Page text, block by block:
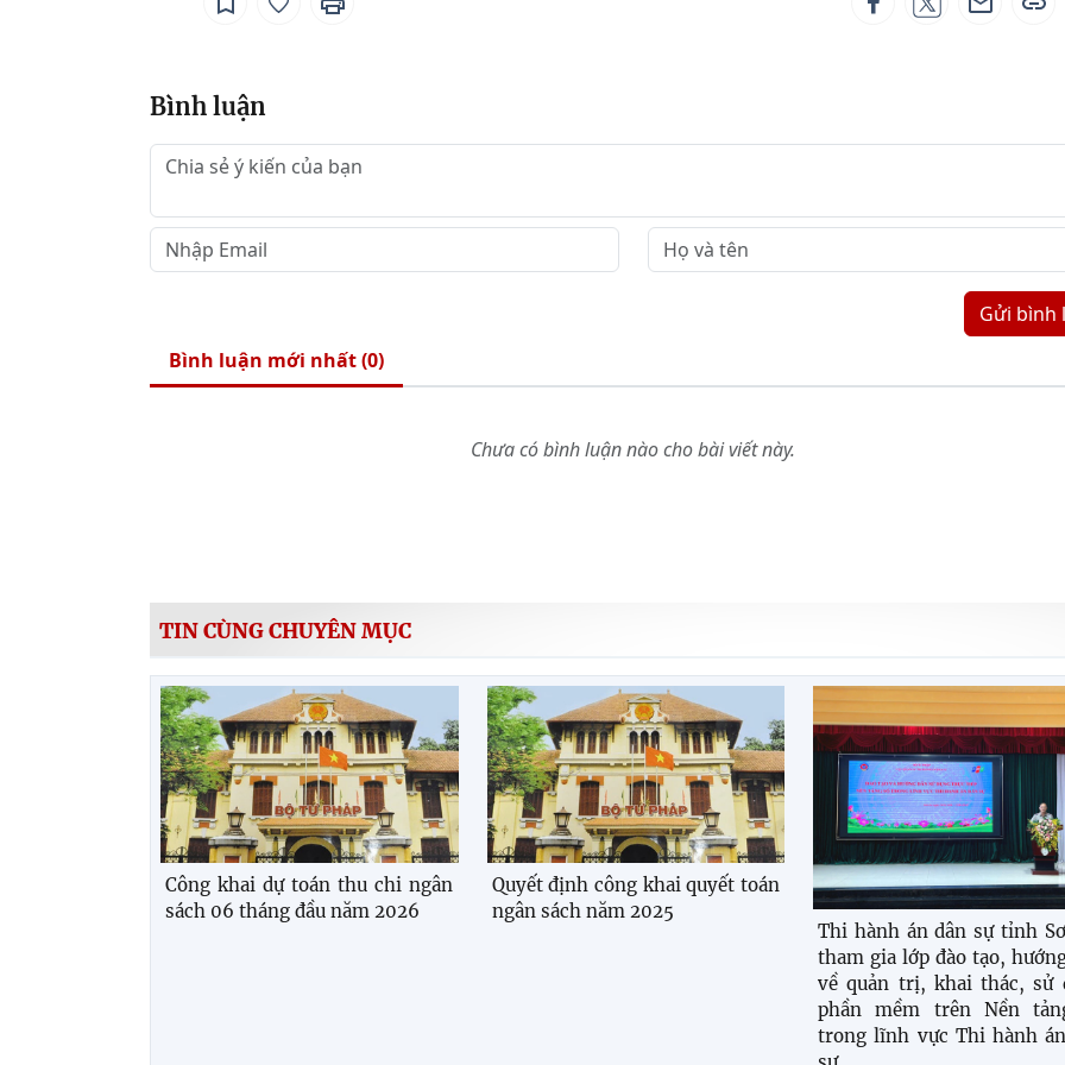
Bình luận
Gửi bình
Bình luận mới nhất (0)
Chưa có bình luận nào cho bài viết này.
TIN CÙNG CHUYÊN MỤC
Công khai dự toán thu chi ngân
sách 06 tháng đầu năm 2026
Quyết định công khai quyết toán
ngân sách năm 2025
Thi hành án dân sự tỉnh
tham gia lớp đào tạo,
về quản trị, khai thác, sử
phần mềm trên Nền
trong lĩnh vực Thi hành